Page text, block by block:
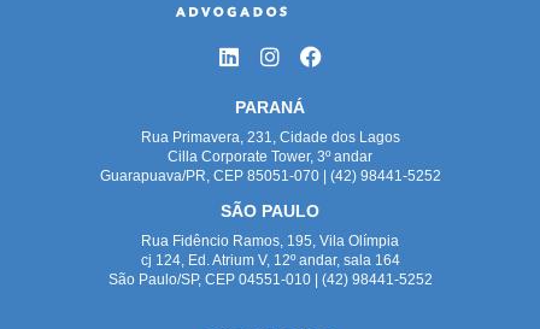
PARANÁ
Rua Primavera, 231, Cidade dos Lagos
Cilla Corporate Tower, 3º andar
Guarapuava/PR, CEP 85051-070 | (42) 98441-5252
SÃO PAULO
Rua Fidêncio Ramos, 195, Vila Olímpia
cj 124, Ed. Atrium V, 12º andar, sala 164
São Paulo/SP, CEP 04551-010 | (42) 98441-5252